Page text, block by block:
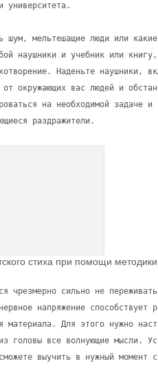
университета.
шум, мельтешащие люди или
наушники и учебник или
Наденьте наушники,
окружающих вас людей и
на необходимой задаче и
раздражители.
стиха при помощи
чрезмерно сильно не
напряжение способствует
материала. Для этого нужно
головы все волнующие мысли.
выучить в нужный момент